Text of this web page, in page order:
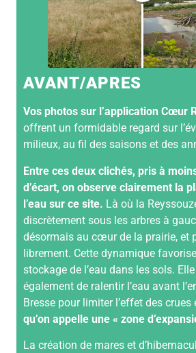
AVANT/APRES
Vos photos sur l’application Cœur
offrent un formidable regard sur
milieux, au fil des saisons et des
Entre ces deux clichés, pris à
d’écart, on observe clairement la
l’eau sur ce site. Là où la
discrètement sous les arbres à
désormais au cœur de la prairie, et
librement. Cette dynamique
stockage de l’eau dans les sols.
également de ralentir l’eau avant
Bresse pour limiter l’effet des
qu’on appelle une « zone
La création de mares et